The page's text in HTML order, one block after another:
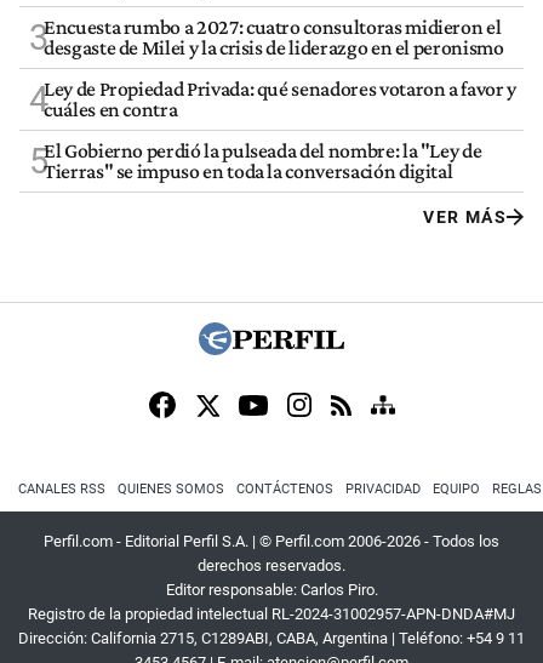
3Encuesta rumbo a 2027: cuatro consultoras midieron el
desgaste de Milei y la crisis de liderazgo en el peronismo
4Ley de Propiedad Privada: qué senadores votaron a favor y
cuáles en contra
5El Gobierno perdió la pulseada del nombre: la "Ley de
Tierras" se impuso en toda la conversación digital
VER MÁS
CANALES RSS QUIENES SOMOS CONTÁCTENOS PRIVACIDAD EQUIPO
Perfil.com - Editorial Perfil S.A. | © Perfil.com 2006-2026 - Todos los
derechos reservados.
Editor responsable: Carlos Piro.
Registro de la propiedad intelectual RL-2024-31002957-APN-DNDA#MJ
Dirección: California 2715, C1289ABI, CABA, Argentina | Teléfono: +54 9 11